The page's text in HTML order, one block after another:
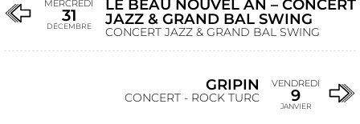
MERCREDI
31
DÉCEMBRE
LE BEAU NOUVEL AN – CONCERT
JAZZ & GRAND BAL SWING
CONCERT JAZZ & GRAND BAL SWING
GRIPIN
CONCERT - ROCK TURC
VENDREDI
9
JANVIER